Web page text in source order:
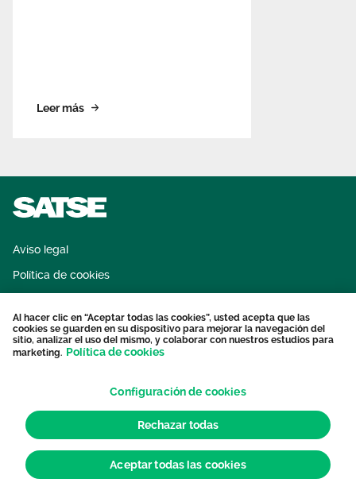
Leer más
Aviso legal
Política de cookies
Protección datos personales
Contacto
© 2026 Sindicato de Enfermería. Todos los derechos reservados.
Al hacer clic en “Aceptar todas las cookies”, usted acepta que las
cookies se guarden en su dispositivo para mejorar la navegación del
sitio, analizar el uso del mismo, y colaborar con nuestros estudios para
marketing. Política de cookies
Configuración de cookies
Rechazar todas
Aceptar todas las cookies